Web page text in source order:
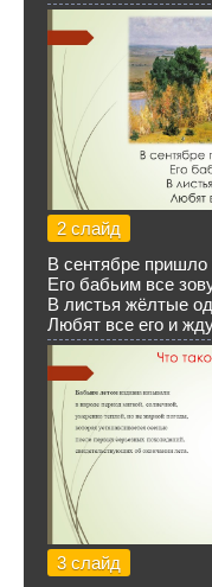
2 слайд
В сентябре пришло
Его бабьим все
В листья жёлтые
Любят все его и
3 слайд